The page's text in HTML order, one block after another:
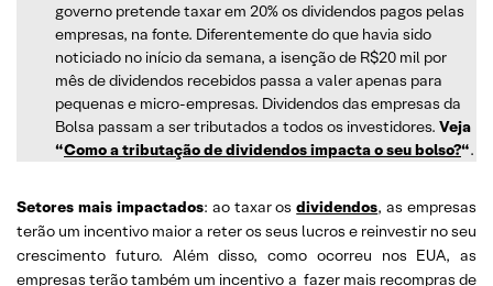
governo pretende taxar em 20% os dividendos pagos pelas
empresas, na fonte. Diferentemente do que havia sido
noticiado no início da semana, a isenção de R$20 mil por
mês de dividendos recebidos passa a valer apenas para
pequenas e micro-empresas. Dividendos das empresas da
Bolsa passam a ser tributados a todos os investidores. Veja
“Como a tributação de dividendos impacta o seu bolso?“.
Setores mais impactados: ao taxar osdividendos, as empresas
terão um incentivo maior a reter os seus lucros e reinvestir no seu
crescimento futuro. Além disso, como ocorreu nos EUA, as
empresas terão também um incentivo a fazer mais recompras de